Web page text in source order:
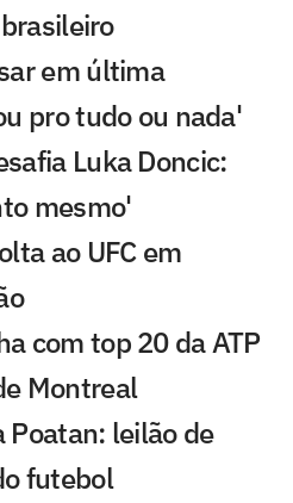
em última
pro tudo ou nada'
Luka Doncic:
mesmo'
ao UFC em
com top 20 da ATP
Montreal
Poatan: leilão de
futebol